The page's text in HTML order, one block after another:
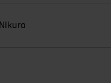
Nikura